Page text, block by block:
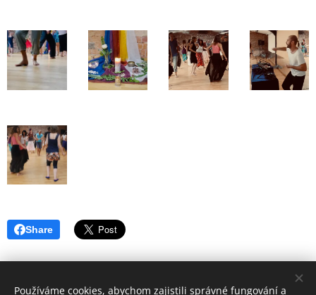
Share
Používáme cookies, abychom zajistili správné fungování a